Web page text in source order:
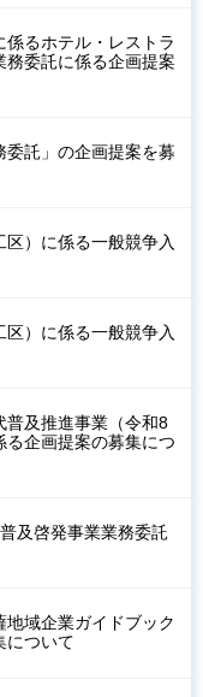
係るホテル・レストラ
務委託に係る企画提案
委託」の企画提案を募
）に係る一般競争入
）に係る一般競争入
普及推進事業（令和8
企画提案の募集につ
及啓発事業業務委託
地域企業ガイドブック
について